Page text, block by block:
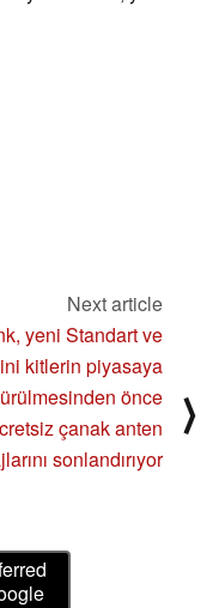
Next article
yeni Standart ve
kitlerin piyasaya
önce
çanak anten
sonlandırıyor
⟩